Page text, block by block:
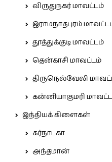
விருதுநகர் மாவட்டம்
இராமநாதபுரம்
தூத்துக்குடி மாவட்டம்
தென்காசி மாவட்டம்
திருநெல்வேலி
கன்னியாகுமரி
இந்தியக் கிளைகள்
கர்நாடகா
அந்தமான்